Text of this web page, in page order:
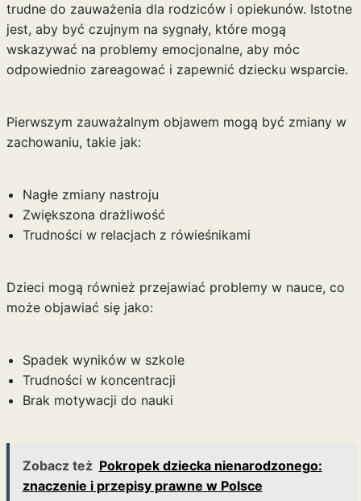
trudne do zauważenia dla rodziców i opiekunów. Istotne
jest, aby być czujnym na sygnały, które mogą
wskazywać na problemy emocjonalne, aby móc
odpowiednio zareagować i zapewnić dziecku wsparcie.
Pierwszym zauważalnym objawem mogą być zmiany w
zachowaniu, takie jak:
Nagłe zmiany nastroju
Zwiększona drażliwość
Trudności w relacjach z rówieśnikami
Dzieci mogą również przejawiać problemy w nauce, co
może objawiać się jako:
Spadek wyników w szkole
Trudności w koncentracji
Brak motywacji do nauki
Zobacz też Pokropek dziecka nienarodzonego:
znaczenie i przepisy prawne w Polsce